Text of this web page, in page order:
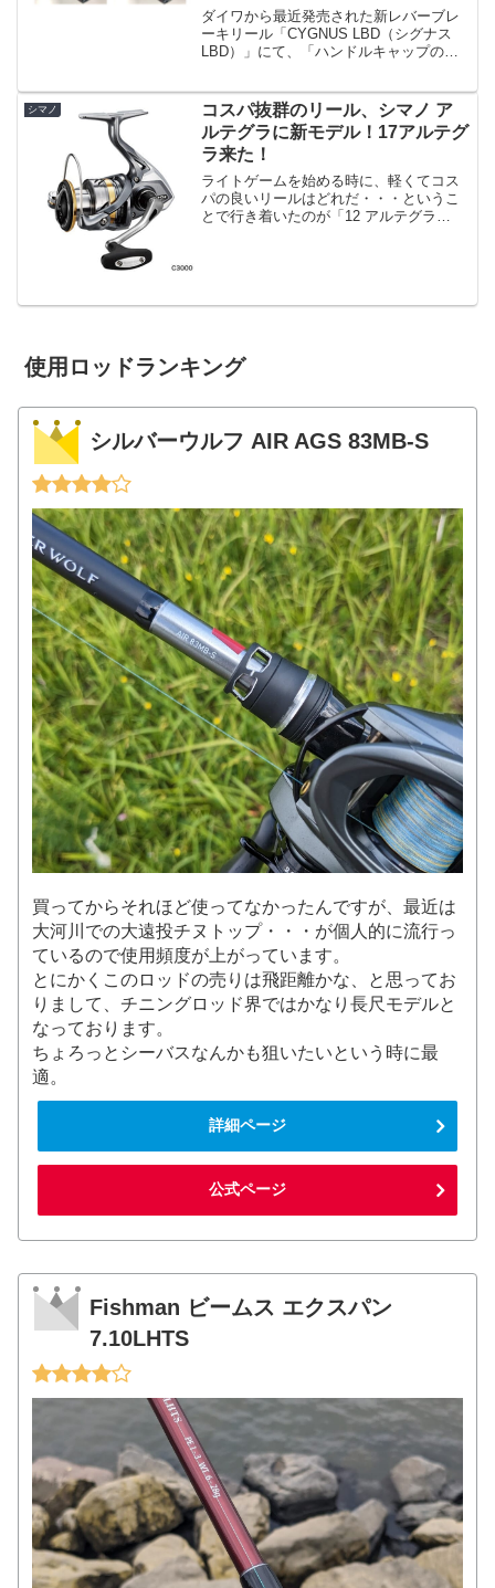
ドルキャップ装着漏れ問題
ダイワから最近発売された新レバーブレ
ーキリール「CYGNUS LBD（シグナス
LBD）」にて、「ハンドルキャップの取
公開されているように、以下のように
「ハンドルキャッ...
シマノ
コスパ抜群のリール、シマノ ア
ルテグラに新モデル！17アルテグ
ラ来た！
ライトゲームを始める時に、軽くてコス
パの良いリールはどれだ・・・というこ
とで行き着いたのが「12 アルテグラ
使用ロッドランキング
シルバーウルフ AIR AGS 83MB-S
買ってからそれほど使ってなかったんですが、最近は
大河川での大遠投チヌトップ・・・が個人的に流行っ
ているので使用頻度が上がっています。
とにかくこのロッドの売りは飛距離かな、と思ってお
りまして、チニングロッド界ではかなり長尺モデルと
なっております。
ちょろっとシーバスなんかも狙いたいという時に最
適。
詳細ページ
公式ページ
Fishman ビームス エクスパン
7.10LHTS